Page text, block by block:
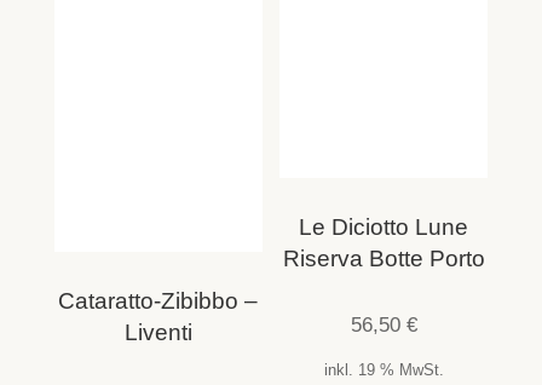
Cataratto-Zibibbo –
Liventi
Le Diciotto Lune
Riserva Botte Porto
56,50 €
inkl. 19 % MwSt.